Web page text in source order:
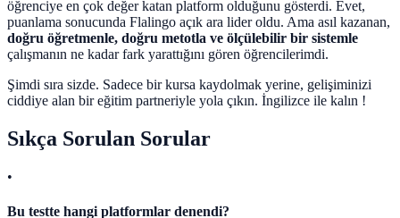
öğrenciye en çok değer katan platform olduğunu gösterdi. Evet,
puanlama sonucunda Flalingo açık ara lider oldu. Ama asıl kazanan,
doğru öğretmenle, doğru metotla ve ölçülebilir bir sistemle
çalışmanın ne kadar fark yarattığını gören öğrencilerimdi.
Şimdi sıra sizde. Sadece bir kursa kaydolmak yerine, gelişiminizi
ciddiye alan bir eğitim partneriyle yola çıkın. İngilizce ile kalın !
Sıkça Sorulan Sorular
•
Bu testte hangi platformlar denendi?